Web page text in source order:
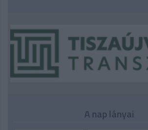
A nap lányai